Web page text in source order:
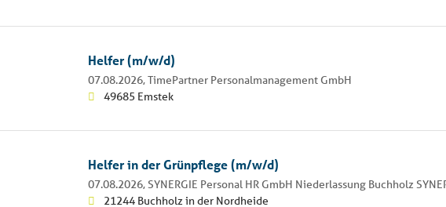
Helfer (m/w/d)
07.08.2026,TimePartner Personalmanagement GmbH
49685 Emstek
Helfer in der Grünpflege (m/w/d)
07.08.2026, SYNERGIE Personal HR GmbH Niederlassung Buchholz
21244 Buchholz in der Nordheide